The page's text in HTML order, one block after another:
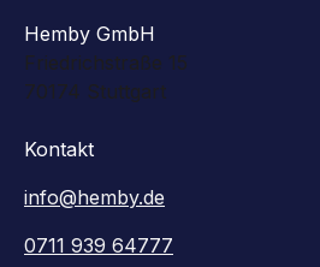
Hemby GmbH
Friedrichstraße 15
70174 Stuttgart
Kontakt
info@hemby.de
0711 939 64777